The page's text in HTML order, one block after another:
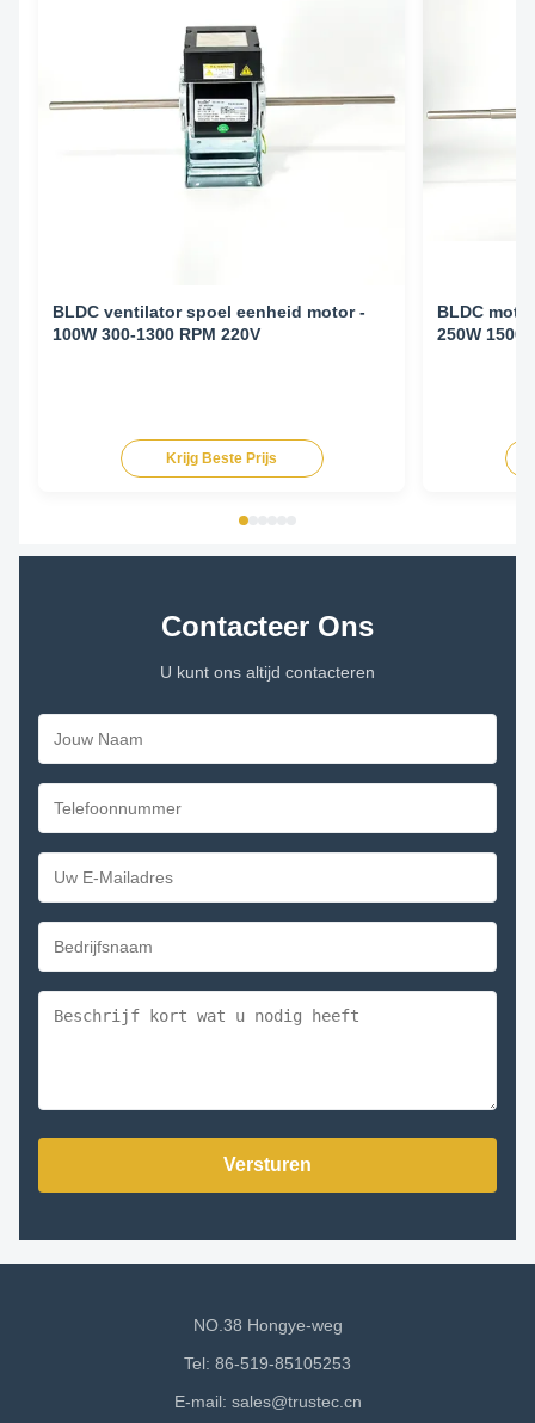
BLDC ventilator spoel eenheid motor -
100W 300-1300 RPM 220V
Krijg Beste Prijs
BLDC
250W 1500
Contacteer Ons
U kunt ons altijd contacteren
Versturen
NO.38 Hongye-weg
Tel: 86-519-85105253
E-mail: sales@trustec.cn